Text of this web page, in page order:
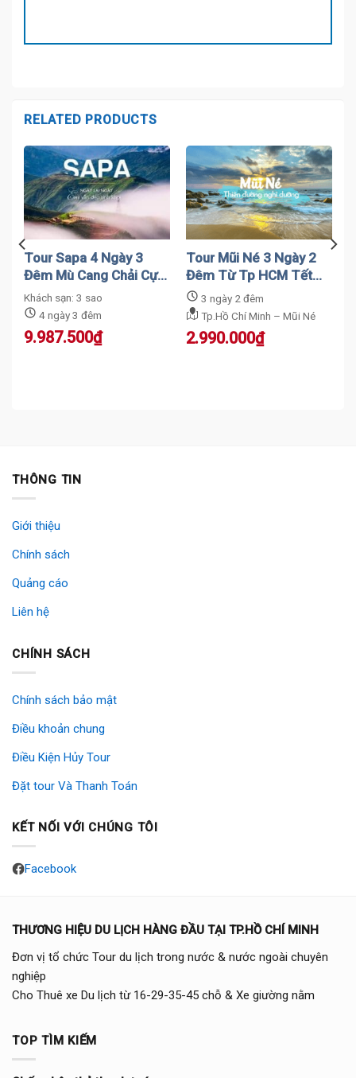
RELATED PRODUCTS
Tour Sapa 4 Ngày 3
Đêm Mù Cang Chải Cực
Chất
Khách sạn: 3 sao
4 ngày 3 đêm
9.987.500₫
Tour Mũi Né 3 Ngày 2
Đêm Từ Tp HCM Tết
20243 ngày 2 đêm
Tp.Hồ Chí Minh – Mũi Né
2.990.000₫
THÔNG TIN
Giới thiệu
Chính sách
Quảng cáo
Liên hệ
CHÍNH SÁCH
Chính sách bảo mật
Điều khoản chung
Điều Kiện Hủy Tour
Đặt tour Và Thanh Toán
KẾT NỐI VỚI CHÚNG TÔI
Facebook
THƯƠNG HIỆU DU LỊCH HÀNG ĐẦU TẠI TP.HỒ CHÍ MINH
Đơn vị tổ chức Tour du lịch trong nước & nước ngoài chuyên
nghiệp
Cho Thuê xe Du lịch từ 16-29-35-45 chỗ & Xe giường nằm
TOP TÌM KIẾM